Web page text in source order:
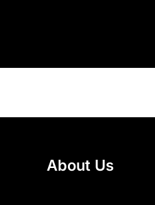
About Us